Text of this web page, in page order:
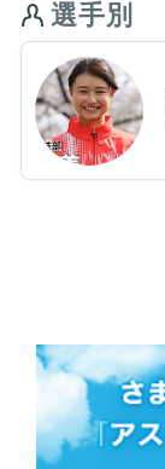
選手別